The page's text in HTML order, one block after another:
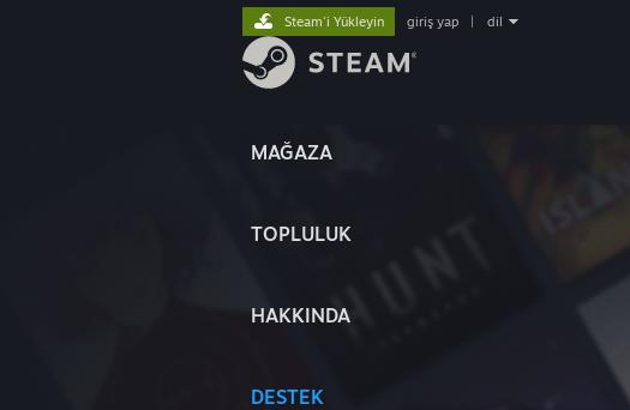
MAĞAZA
TOPLULUK
HAKKINDA
DESTEK
Steam'i Yükleyin giriş yap dil